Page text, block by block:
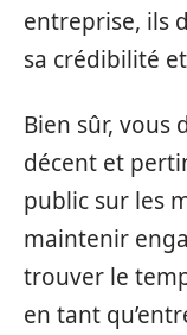
entreprise, ils
sa crédibilité
Bien sûr, vous
décent et
public sur les
maintenir
trouver le
en tant